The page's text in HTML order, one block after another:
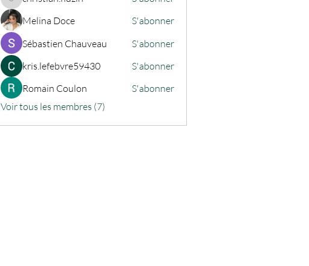
christian.fluzin
Melina Doce
S'abonner
Sébastien Chauveau
S'abonner
kris.lefebvre59430
S'abonner
Romain Coulon
S'abonner
Voir tous les membres (7)